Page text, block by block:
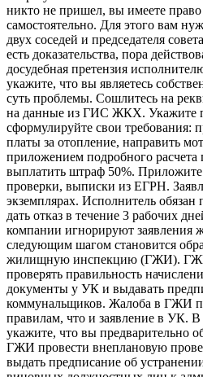
никто не пришел, вы имеете право
самостоятельно. Для этого вам
двух соседей и председателя
есть доказательства, пора
досудебная претензия
укажите, что вы являетесь
суть проблемы. Сошлитесь на
на данные из ГИС ЖКХ. Укажите
сформулируйте свои требования:
платы за отопление, направить
приложением подробного расчета
выплатить штраф 50%.
проверки, выписки из ЕГРН.
экземплярах. Исполнитель обязан
дать отказ в течение 3 рабочих
компании игнорируют заявления
следующим шагом становится
жилищную инспекцию (ГЖИ). ГЖИ
проверять правильность
документы у УК и выдавать
коммунальщиков. Жалоба в ГЖИ
правилам, что и заявление в УК. В
укажите, что вы предварительно
ГЖИ провести внеплановую
выдать предписание об